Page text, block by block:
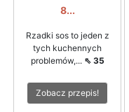
8...
Rzadki sos to jeden z
tych kuchennych
problemów,... ⇖ 35
Zobacz przepis!